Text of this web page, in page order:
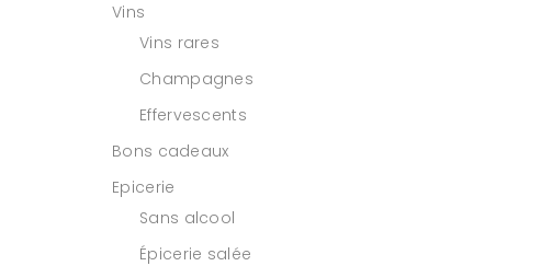
Vins
Vins rares
Champagnes
Effervescents
Bons cadeaux
Epicerie
Sans alcool
Épicerie salée